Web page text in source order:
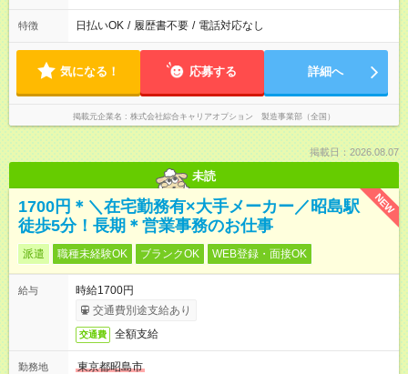
特徴 日払いOK / 履歴書不要 / 電話対応なし
気になる！ 応募する 詳細へ
掲載元企業名 株式会社綜合キャリアオプション 製造事業部（全国）
掲載日：2026.08.07
未読
NEW
1700円＊＼在宅勤務有×大手メーカー／昭島駅
徒歩5分！長期＊営業事務のお仕事
派遣 職種未経験OK ブランクOK WEB登録・面接OK
給与
時給1700円
交通費別途支給あり
交通費 全額支給
勤務地
東京都昭島市